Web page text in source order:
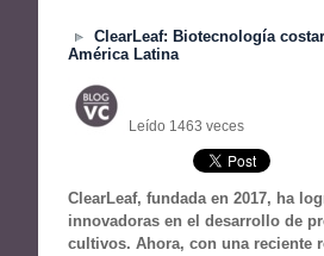
ClearLeaf: Biotecnología
América Latina
Leído 1463 veces
ClearLeaf, fundada en 2017, ha
innovadoras en el desarrollo de
cultivos. Ahora, con una reciente